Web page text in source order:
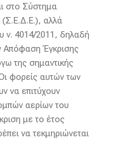
στο Σύστημα
(Σ.Ε.Δ.Ε.), αλλά
ν. 4014/2011, δηλαδή
Απόφαση Έγκρισης
της σημαντικής
φορείς αυτών των
να επιτύχουν
αερίων του
με το έτος
να τεκμηριώνεται